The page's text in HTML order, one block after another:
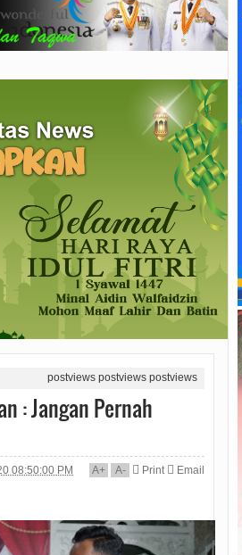
postviewspostviewspostviews
: Jangan Pernah
08:50:00 PM A+ A- Print
Email